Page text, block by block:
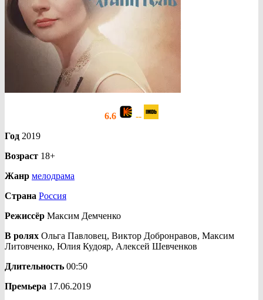
6.6
--
Год 2019
Возраст 18+
Жанр мелодрама
Страна Россия
Режиссёр Максим Демченко
В ролях Ольга Павловец, Виктор Добронравов, Максим
Литовченко, Юлия Кудояр, Алексей Шевченков
Длительность 00:50
Премьера 17.06.2019